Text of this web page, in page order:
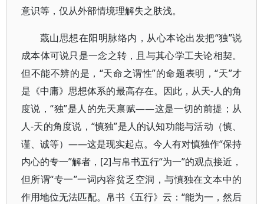
意识等，仅从外部情境理解失之肤浅。
蕺山思想在阳明脉络内，从心本论出发把“独”说
成本体可说只是一念之转，且与其心学工夫论相契。
但不能不辨的是，“天命之谓性”的命题表明，“天”才
是《中庸》思想体系的最高存在。因此，从天-人的角
度说，“独”是人的先天禀赋——这是一切的前提；从
人-天的角度说，“慎独”是人的认知功能与活动（慎、
谨、诚等）——这是现实起点。今人有对慎独作“保持
内心的专一”解者，[2]与帛书五行“为一”的观点接近，
但所谓“专一”一词内容贫乏空洞，与慎独在文本中的
作用地位无法匹配。帛书《五行》云：“能为一，然后